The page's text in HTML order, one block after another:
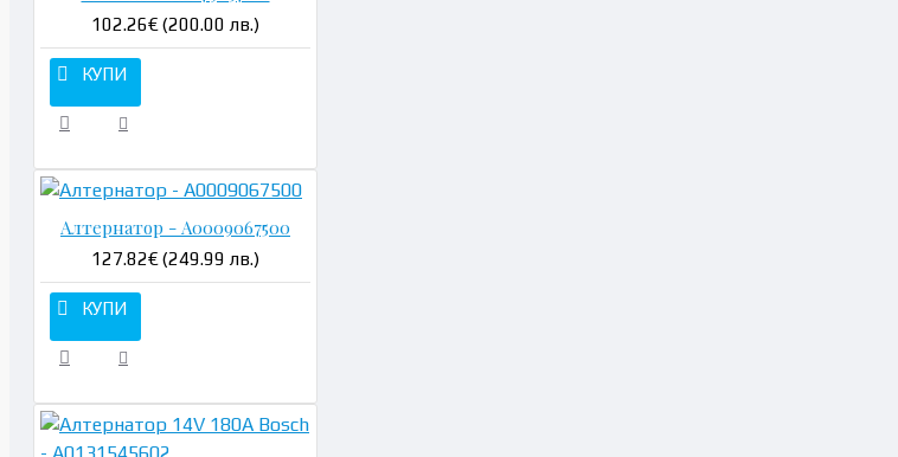
102.26€ (200.00 лв.)
КУПИ
Алтернатор - A0009067500
127.82€ (249.99 лв.)
КУПИ